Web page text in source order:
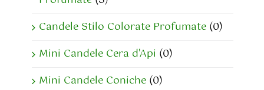
Candele Stilo Colorate Profumate (0)
Mini Candele Cera d'Api (0)
Mini Candele Coniche (0)